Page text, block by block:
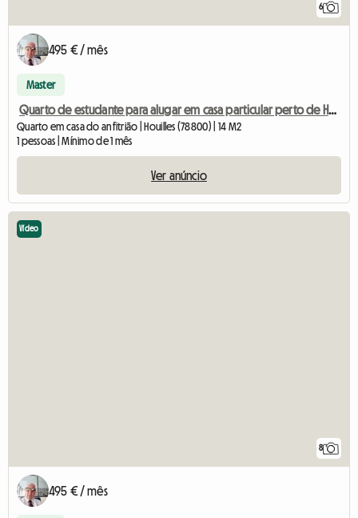
6
495 € / mês
Master
Quarto de estudante para alugar em casa particular perto de Houilles
Quarto em casa do anfitrião | Houilles (78800) | 14 M2
1 pessoas | Mínimo de 1 mês
Ver anúncio
8
Vídeo
495 € / mês